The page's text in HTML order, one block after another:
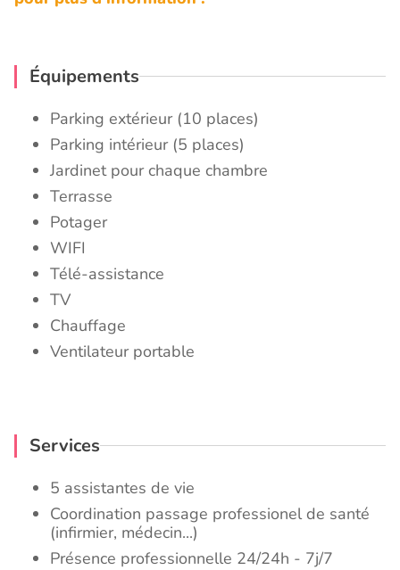
Équipements
Parking extérieur (10 places)
Parking intérieur (5 places)
Jardinet pour chaque chambre
Terrasse
Potager
WIFI
Télé-assistance
TV
Chauffage
Ventilateur portable
Services
5 assistantes de vie
Coordination passage professionel de santé
(infirmier, médecin...)
Présence professionnelle 24/24h - 7j/7